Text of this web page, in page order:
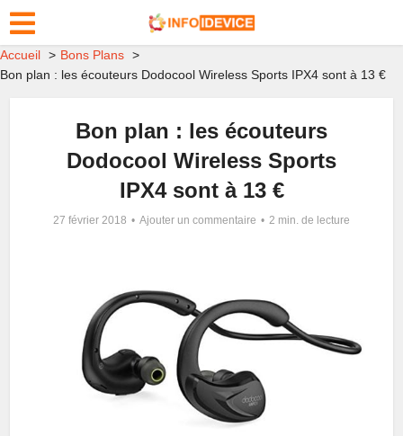
Accueil
Bons Plans
Bon plan : les écouteurs Dodocool Wireless Sports IPX4 sont à 13 €
Bon plan : les écouteurs
Dodocool Wireless Sports
IPX4 sont à 13 €
27 février 2018 Ajouter un commentaire 2 min. de lecture